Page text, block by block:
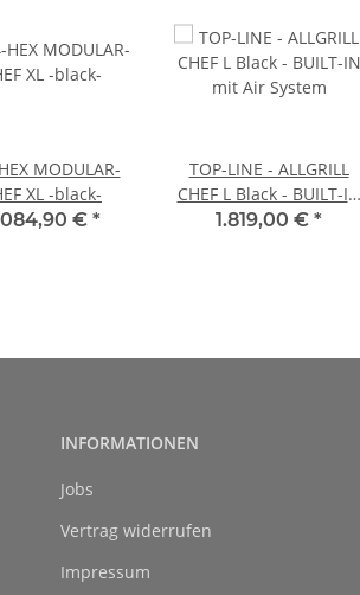
MODULAR-
XL -black-
€ *
TOP-LINE - ALLGRILL
CHEF L Black - BUILT-IN
mit Air System
1.819,00 € *
INFORMATIONEN
Jobs
Vertrag widerrufen
Impressum